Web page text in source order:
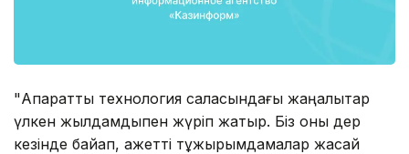
"Ақпараттық технология саласындағы жаңалықтар
үлкен жылдамдықпен жүріп жатыр. Біз оны дер
кезінде байқап, қажетті тұжырымдамалар жасай